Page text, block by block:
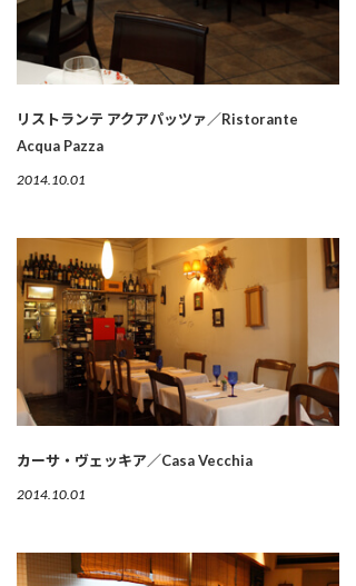
リストランテ アクアパッツァ／Ristorante
Acqua Pazza
2014.10.01
カーサ・ヴェッキア／Casa Vecchia
2014.10.01